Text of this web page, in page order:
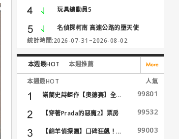
玩具總動員5
名偵探柯南 高速公路的墮天使
統計時間:2026-07-31~2026-08-02
本週最HOT 本週推薦
本週最HOT
人氣
諾蘭史詩鉅作【奧德賽】全...
99801
【穿著Prada的惡魔2】票房
99532
【綿羊偵探團】口碑狂飆！... 99003